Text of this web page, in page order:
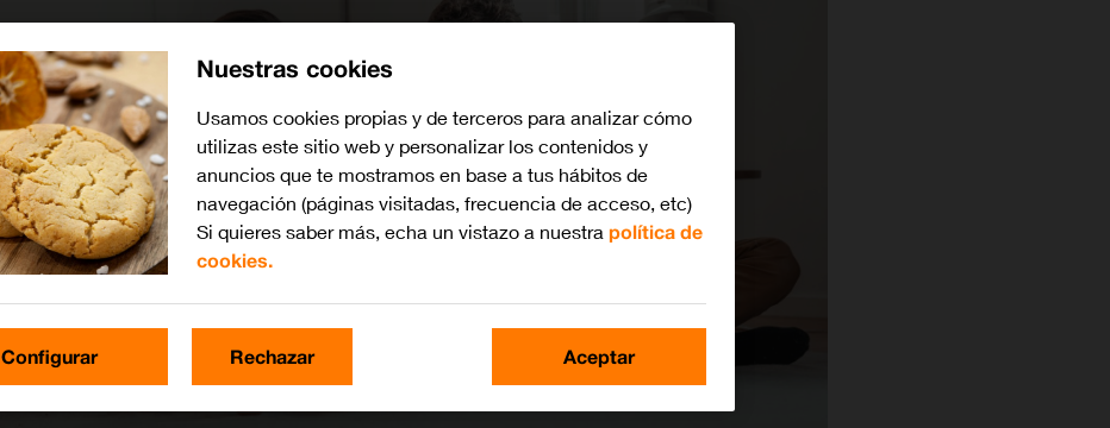
Nuestras cookies
Usamos cookies propias y de terceros para analizar cómo
utilizas este sitio web y personalizar los contenidos y
anuncios que te mostramos en base a tus hábitos de
navegación (páginas visitadas, frecuencia de acceso, etc)
Si quieres saber más, echa un vistazo a nuestra política de
cookies.
Configurar Rechazar Aceptar